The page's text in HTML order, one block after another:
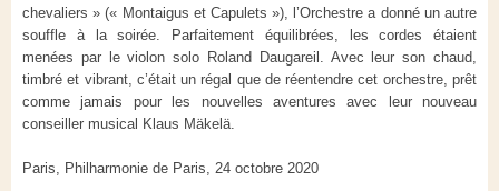
chevaliers » (« Montaigus et Capulets »), l’Orchestre a donné un autre
souffle à la soirée. Parfaitement équilibrées, les cordes étaient
menées par le violon solo Roland Daugareil. Avec leur son chaud,
timbré et vibrant, c’était un régal que de réentendre cet orchestre, prêt
comme jamais pour les nouvelles aventures avec leur nouveau
conseiller musical Klaus Mäkelä.
Paris, Philharmonie de Paris, 24 octobre 2020